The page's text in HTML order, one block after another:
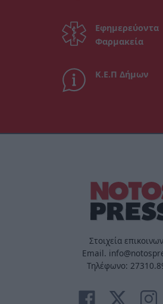
Εφημερεύοντα
Φαρμακεία
Κ.Ε.Π Δήμων
Στοιχεία
Email.
Τηλέφωνο: